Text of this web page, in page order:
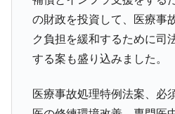
の財政を投資して、医療事
ク負担を緩和するために司
する案も盛り込みました。
医療事故処理特例法案、必